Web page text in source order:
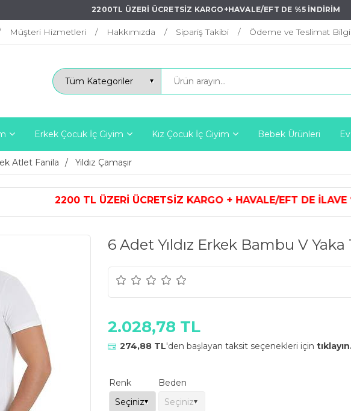
2200TL ÜZERİ ÜCRETSİZ KARGO+HAVALE/EFT DE %5 İNDİRİM
Müşteri Hizmetleri Hakkımızda Sipariş Takibi Ödeme ve Teslimat
Erkek Çocuk İç Giyim Kız Çocuk İç Giyim Bebek Ürünleri
Atlet Fanila Yıldız Çamaşır
KARGO + HAVALE/EFT DE İLAVE %5
6 Adet Yıldız Erkek Bambu V
2.028,78 TL
274,88 TL'den başlayan taksit seçenekleri için
Renk Beden